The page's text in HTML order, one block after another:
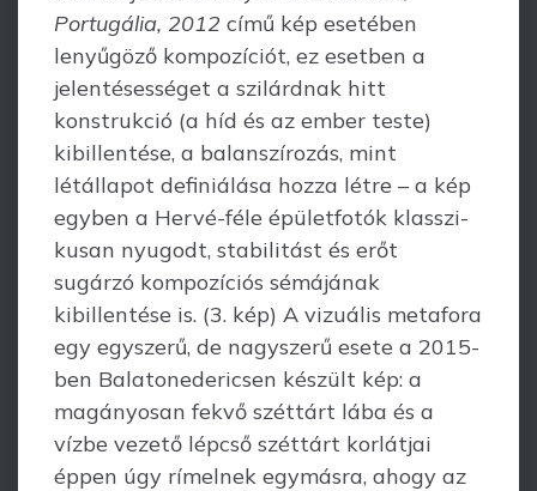
Portugália, 2012 című kép esetében
lenyűgöző kompozíciót, ez esetben a
jelentésességet a szilárdnak hitt
konstrukció (a híd és az ember teste)
kibillentése, a balanszírozás, mint
létállapot definiálása hozza létre – a kép
egyben a Hervé-féle épületfotók klasszi­
kusan nyugodt, stabilitást és erőt
sugárzó kompozíciós sémájának
kibillentése is. (3. kép) A vizuális metafora
egy egyszerű, de nagyszerű esete a 2015-
ben Balaton­edericsen készült kép: a
magányosan fekvő széttárt lába és a
vízbe vezető lépcső széttárt korlátjai
éppen úgy rímelnek egymásra, ahogy az